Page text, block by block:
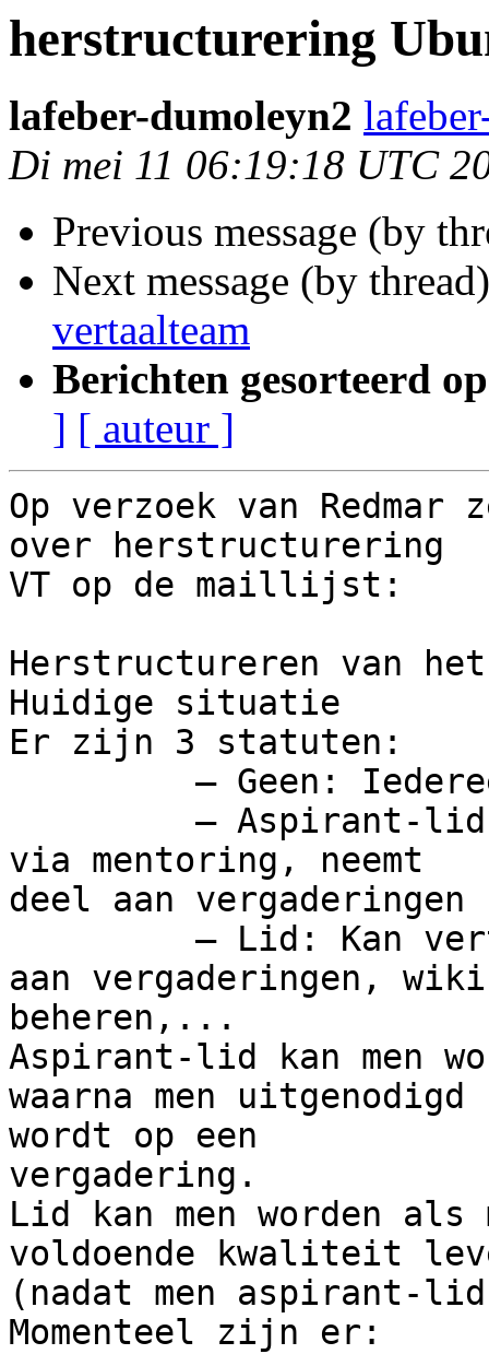
herstructurering
lafeber-dumoleyn2
Di mei 11 06:19:18 UTC
Previous message (by
Next message (by
vertaalteam
Berichten gesorteerd
] [ auteur ]
Op verzoek van
over herstructurering
VT op de maillijst:
Herstructureren van
Huidige situatie
Er zijn 3 statuten:
via mentoring, neemt
deel aan vergaderingen
aan vergaderingen,
beheren,...
Aspirant-lid kan men
waarna men uitgenodigd
wordt op een
vergadering.
Lid kan men worden
voldoende kwaliteit
(nadat men aspirant-
Momenteel zijn er: